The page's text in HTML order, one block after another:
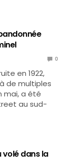
0
en 1922,
de multiples
mai, a été
au sud-
volé dans la